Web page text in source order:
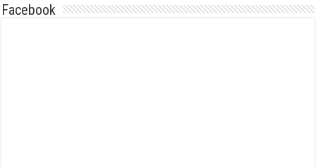
Facebook